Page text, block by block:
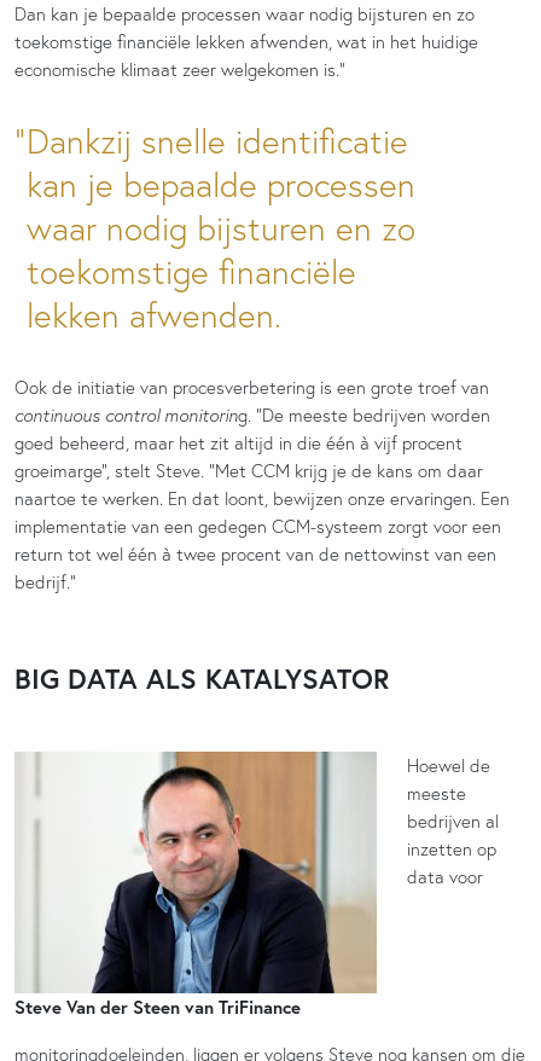
Dan kan je bepaalde processen waar nodig bijsturen en zo
toekomstige financiële lekken afwenden, wat in het huidige
economische klimaat zeer welgekomen is.”
Dankzij snelle identificatie
kan je bepaalde processen
waar nodig bijsturen en zo
toekomstige financiële
lekken afwenden.
Ook de initiatie van procesverbetering is een grote troef van
continuous control monitoring. “De meeste bedrijven worden
goed beheerd, maar het zit altijd in die één à vijf procent
groeimarge”, stelt Steve. “Met CCM krijg je de kans om daar
naartoe te werken. En dat loont, bewijzen onze ervaringen. Een
implementatie van een gedegen CCM-systeem zorgt voor een
return tot wel één à twee procent van de nettowinst van een
bedrijf.”
BIG DATA ALS KATALYSATOR
Steve Van der Steen van TriFinance
Hoewel de
meeste
bedrijven al
inzetten op
data voor
monitoringdoeleinden, liggen er volgens Steve nog kansen om die